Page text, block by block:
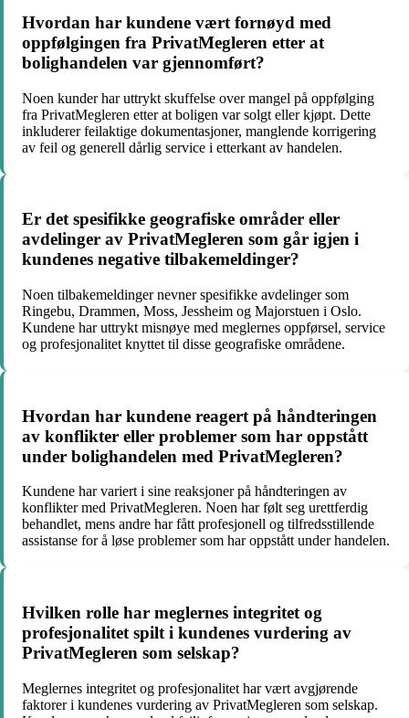
Hvordan har kundene vært fornøyd med
oppfølgingen fra PrivatMegleren etter at
bolighandelen var gjennomført?
Noen kunder har uttrykt skuffelse over mangel på oppfølging
fra PrivatMegleren etter at boligen var solgt eller kjøpt. Dette
inkluderer feilaktige dokumentasjoner, manglende korrigering
av feil og generell dårlig service i etterkant av handelen.
Er det spesifikke geografiske områder eller
avdelinger av PrivatMegleren som går igjen i
kundenes negative tilbakemeldinger?
Noen tilbakemeldinger nevner spesifikke avdelinger som
Ringebu, Drammen, Moss, Jessheim og Majorstuen i Oslo.
Kundene har uttrykt misnøye med meglernes oppførsel, service
og profesjonalitet knyttet til disse geografiske områdene.
Hvordan har kundene reagert på håndteringen
av konflikter eller problemer som har oppstått
under bolighandelen med PrivatMegleren?
Kundene har variert i sine reaksjoner på håndteringen av
konflikter med PrivatMegleren. Noen har følt seg urettferdig
behandlet, mens andre har fått profesjonell og tilfredsstillende
assistanse for å løse problemer som har oppstått under handelen.
Hvilken rolle har meglernes integritet og
profesjonalitet spilt i kundenes vurdering av
PrivatMegleren som selskap?
Meglernes integritet og profesjonalitet har vært avgjørende
faktorer i kundenes vurdering av PrivatMegleren som selskap.